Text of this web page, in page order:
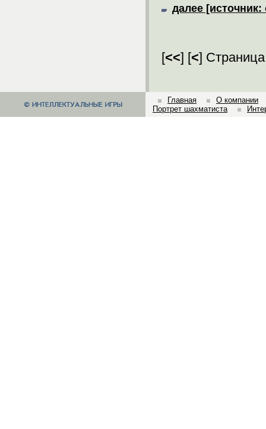
далее
[<<] [<]
Главная
О компании
Портрет шахматиста